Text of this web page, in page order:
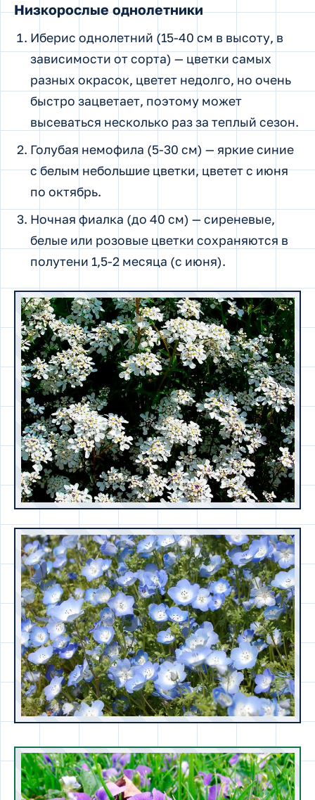
Низкорослые однолетники
Иберис однолетний (15-40 см в высоту, в
зависимости от сорта) — цветки самых
разных окрасок, цветет недолго, но очень
быстро зацветает, поэтому может
высеваться несколько раз за теплый сезон.
Голубая немофила (5-30 см) — яркие синие
с белым небольшие цветки, цветет с июня
по октябрь.
Ночная фиалка (до 40 см) — сиреневые,
белые или розовые цветки сохраняются в
полутени 1,5-2 месяца (с июня).